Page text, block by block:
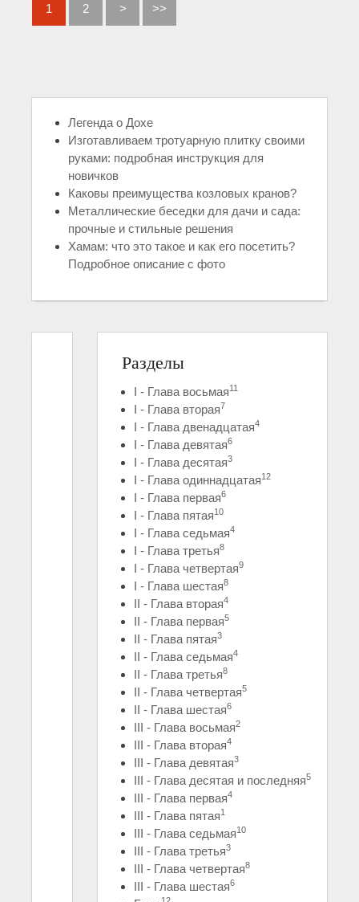
1 2 > >>
Легенда о Дохе
Изготавливаем тротуарную плитку своими
руками: подробная инструкция для
новичков
Каковы преимущества козловых кранов?
Металлические беседки для дачи и сада:
прочные и стильные решения
Хамам: что это такое и как его посетить?
Подробное описание с фото
Разделы
I - Глава восьмая11
I - Глава вторая7
I - Глава двенадцатая4
I - Глава девятая6
I - Глава десятая3
I - Глава одиннадцатая12
I - Глава первая6
I - Глава пятая10
I - Глава седьмая4
I - Глава третья8
I - Глава четвертая9
I - Глава шестая8
II - Глава вторая4
II - Глава первая5
II - Глава пятая3
II - Глава седьмая4
II - Глава третья8
II - Глава четвертая5
II - Глава шестая6
III - Глава восьмая2
III - Глава вторая4
III - Глава девятая3
III - Глава десятая и последняя5
III - Глава первая4
III - Глава пятая1
III - Глава седьмая10
III - Глава третья3
III - Глава четвертая8
III - Глава шестая6